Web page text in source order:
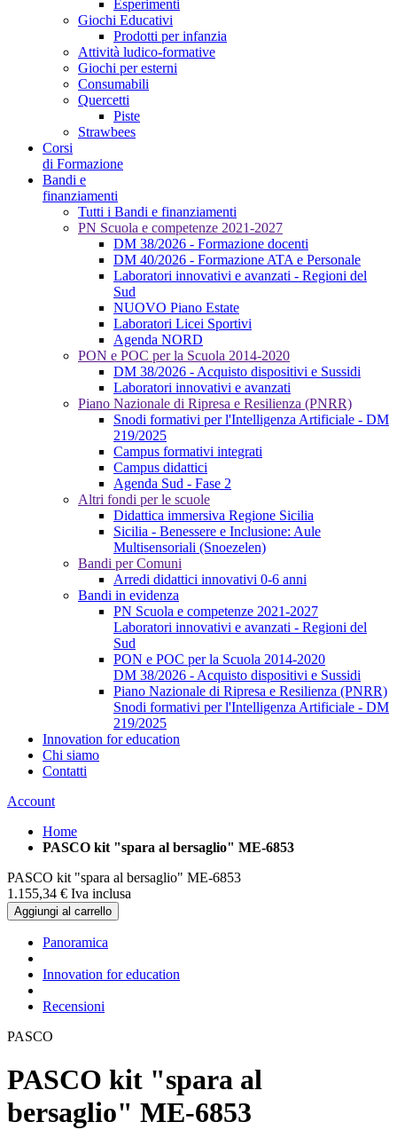
Esperimenti
Giochi Educativi
Prodotti per infanzia
Attività ludico-formative
Giochi per esterni
Consumabili
Quercetti
Piste
Strawbees
Corsi
di Formazione
Bandi e
finanziamenti
Tutti i Bandi e finanziamenti
PN Scuola e competenze 2021-2027
DM 38/2026 - Formazione docenti
DM 40/2026 - Formazione ATA e Personale
Laboratori innovativi e avanzati - Regioni del
Sud
NUOVO Piano Estate
Laboratori Licei Sportivi
Agenda NORD
PON e POC per la Scuola 2014-2020
DM 38/2026 - Acquisto dispositivi e Sussidi
Laboratori innovativi e avanzati
Piano Nazionale di Ripresa e Resilienza (PNRR)
Snodi formativi per l'Intelligenza Artificiale - DM
219/2025
Campus formativi integrati
Campus didattici
Agenda Sud - Fase 2
Altri fondi per le scuole
Didattica immersiva Regione Sicilia
Sicilia - Benessere e Inclusione: Aule
Multisensoriali (Snoezelen)
Bandi per Comuni
Arredi didattici innovativi 0-6 anni
Bandi in evidenza
PN Scuola e competenze 2021-2027
Laboratori innovativi e avanzati - Regioni del
Sud
PON e POC per la Scuola 2014-2020
DM 38/2026 - Acquisto dispositivi e Sussidi
Piano Nazionale di Ripresa e Resilienza (PNRR)
Snodi formativi per l'Intelligenza Artificiale - DM
219/2025
Innovation for education
Chi siamo
Contatti
Account
Home
PASCO kit "spara al bersaglio" ME-6853
PASCO kit "spara al bersaglio" ME-6853
1.155,34 € Iva inclusa
Aggiungi al carrello
Panoramica
Innovation for education
Recensioni
PASCO
PASCO kit "spara al
bersaglio" ME-6853